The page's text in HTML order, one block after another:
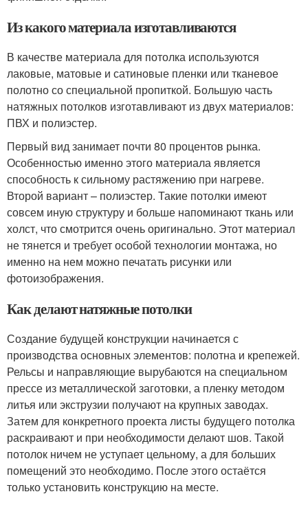
Из какого материала изготавливаются
В качестве материала для потолка используются
лаковые, матовые и сатиновые пленки или тканевое
полотно со специальной пропиткой. Большую часть
натяжных потолков изготавливают из двух материалов:
ПВХ и полиэстер.
Первый вид занимает почти 80 процентов рынка.
Особенностью именно этого материала является
способность к сильному растяжению при нагреве.
Второй вариант – полиэстер. Такие потолки имеют
совсем иную структуру и больше напоминают ткань или
холст, что смотрится очень оригинально. Этот материал
не тянется и требует особой технологии монтажа, но
именно на нем можно печатать рисунки или
фотоизображения.
Как делают натяжные потолки
Создание будущей конструкции начинается с
производства основных элементов: полотна и крепежей.
Рельсы и направляющие вырубаются на специальном
прессе из металлической заготовки, а пленку методом
литья или экструзии получают на крупных заводах.
Затем для конкретного проекта листы будущего потолка
раскраивают и при необходимости делают шов. Такой
потолок ничем не уступает цельному, а для больших
помещений это необходимо. После этого остаётся
только установить конструкцию на месте.